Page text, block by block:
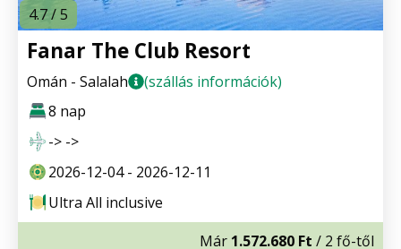
4.7 / 5
Fanar The Club Resort
Omán - Salalah
(szállás információk)
8 nap
-> ->
2026-12-04 - 2026-12-11
Ultra All inclusive
Már 1.572.680 Ft / 2 fő-től